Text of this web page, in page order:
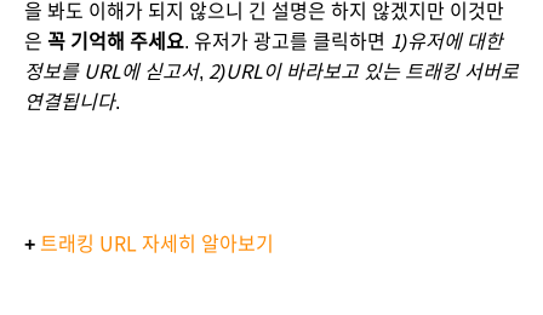
을 봐도 이해가 되지 않으니 긴 설명은 하지 않겠지만 이것만
은 꼭 기억해 주세요 . 유저가 광고를 클릭하면
1)유저에 대한
정보를 URL에 싣고서, 2)URL이 바라보고 있는 트래킹 서버로
연결됩니다.
+ 트래킹 URL 자세히 알아보기